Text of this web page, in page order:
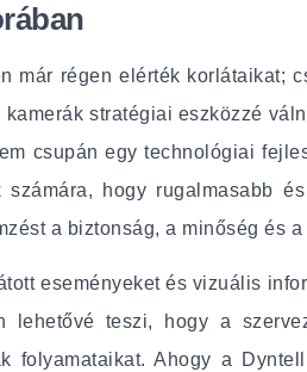
már régen elérték korlátaikat;
stratégiai eszközzé
csupán egy technológiai
hogy rugalmasabb
a biztonság, a minőség és
eseményeket és vizuális
teszi, hogy a
folyamataikat. Ahogy a